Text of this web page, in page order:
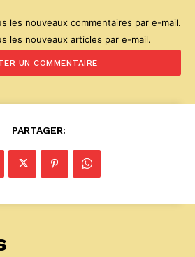
les nouveaux commentaires par e-mail.
les nouveaux articles par e-mail.
PARTAGER: